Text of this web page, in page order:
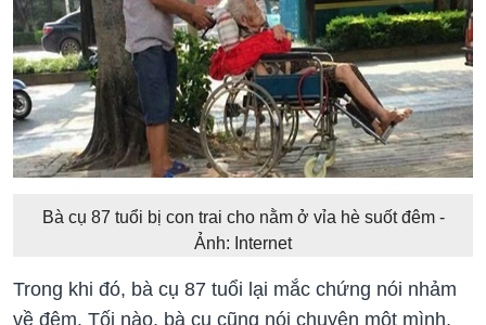
Bà cụ 87 tuổi bị con trai cho nằm ở vỉa hè suốt đêm -
Ảnh: Internet
Trong khi đó, bà cụ 87 tuổi lại mắc chứng nói nhảm
về đêm. Tối nào, bà cụ cũng nói chuyện một mình,